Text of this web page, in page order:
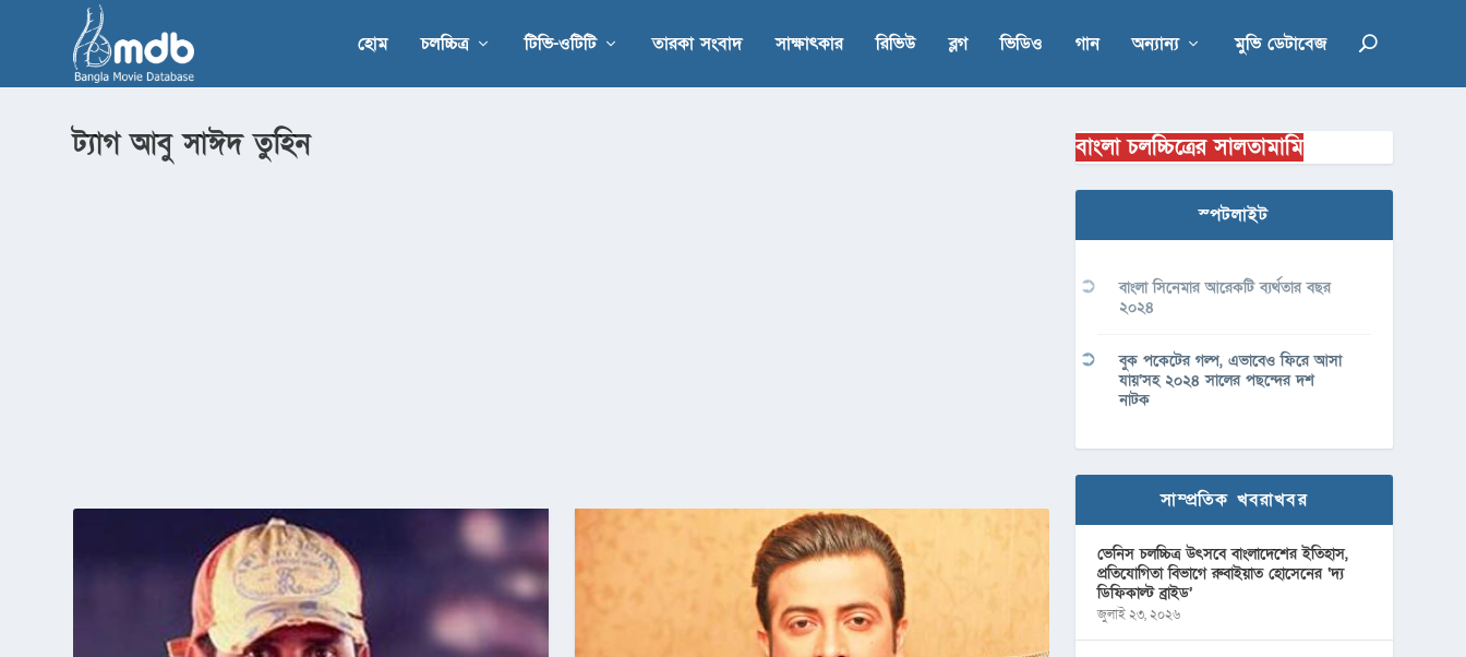
হোম চলচ্চিত্র টিভি-ওটিটি তারকা সংবাদ সাক্ষাৎকার রিভিউ ব্লগ ভিডিও গান অন্যান্য মুভি ডেটাবেজ
ট্যাগআবু সাঈদ তুহিন বাংলা চলচ্চিত্রের সালতামামি
স্পটলাইট
বাংলা সিনেমার আরেকটি ব্যর্থতার বছর
২০২৪
বুক পকেটের গল্প, এভাবেও ফিরে আসা
যায়’সহ ২০২৪ সালের পছন্দের দশ
নাটক
সাম্প্রতিক খবরাখবর
ভেনিস চলচ্চিত্র উৎসবে বাংলাদেশের ইতিহাস,
প্রতিযোগিতা বিভাগে রুবাইয়াত হোসেনের ‘দ্য
ডিফিকাল্ট ব্রাইড’
জুলাই ২৩, ২০২৬